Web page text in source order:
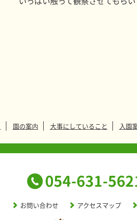
園の案内 大事にしていること 入園
お問い合わせ アクセスマップ